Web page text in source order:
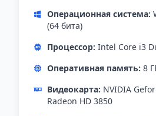
Операционная система:
(64 бита)
Процессор: Intel Core i3
Оперативная память: 8
Видеокарта: NVIDIA
Radeon HD 3850